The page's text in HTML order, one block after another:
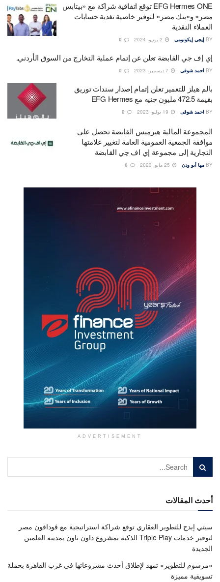
EFG Hermes ONE توقع اتفاقية شراكة مع «بيتابس
مصر» و«بنك مصر» لتوفير خاصية تغذية حسابات
العملاء النقدية
BY إيجى إيكونومى
إي إف جي القابضة تعلن عن إتمام عملية التخارج من السوق الأردني.
BY احمد شوقى
بالم هيلز للتعمير تعلن إتمام إصدار سندات توريق
بقيمة 472.5 مليون جنيه مع EFG Hermes
BY احمد شوقى
المجموعة المالية هيرميس القابضة تحصل على
موافقة الجمعية العمومية العامة لتغيير علامتها
التجارية إلى مجموعة إي اف چي القابضة
BY مها أبو ودن
ADVERTISEMENT
أحدث المقالات
سيتي إيدج للتطوير العقاري توقع شراكة استراتيجية مع ڤودافون مصر
لتوفير خدمات Triple Play الذكية بمشروع داون تاون بمدينة العلمين
الجديدة
«مرسوم للتطوير» تمهد لإطلاق أحدث مشروعاتها في غرب القاهرة بحملة
تسويقية مميزة